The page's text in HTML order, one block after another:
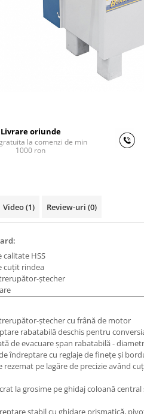
masa
CNC
Livrare oriunde
la comenzi de min
1000 ron
Video(1) Review-uri (0)
HSS
cuţit rindea
ştecher
ştecher cu frână de motor
rabatabilă deschis pentru
de evacuare şpan rabatabilă -
îndreptare cu reglaje de fineţe şi
pe lagăre de precizie având
la grosime pe ghidaj coloană
stabil cu ghidare prismatică,